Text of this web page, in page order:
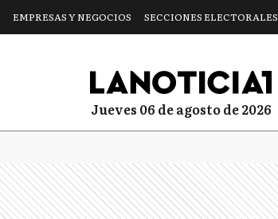
EMPRESAS Y NEGOCIOS SECCIONES ELECTORALES
jueves 06 de agosto de 2026